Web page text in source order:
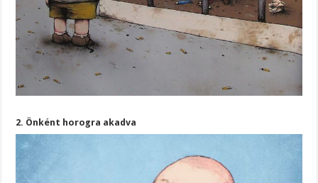
2. Önként horogra akadva